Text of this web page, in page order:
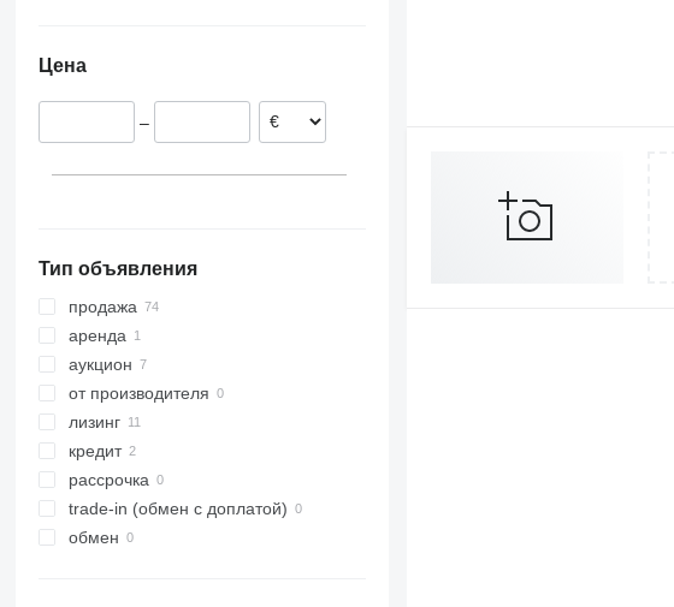
Германия
Румыния
Цена
–
Тип объявления
продажа
аренда
аукцион
от производителя
лизинг
кредит
рассрочка
trade-in (обмен с доплатой)
обмен